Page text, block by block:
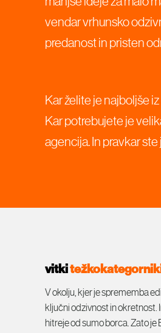
vendar vrhunsko
predanost in pristen
Kar želite je najboljše
Kar potrebujete je
agencija. In pravkar ste
vitki
V okolju, kjer je sprememba
ključni odzivnost in okretnost.
hitreje od sumo borca. Zato je